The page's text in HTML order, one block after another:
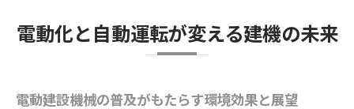
電動化と自動運転が変える建機の未来
電動建設機械の普及がもたらす環境効果と展望